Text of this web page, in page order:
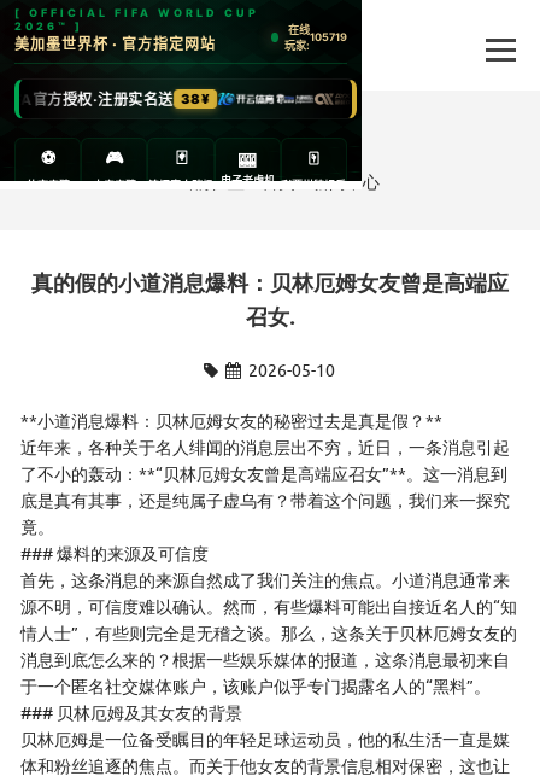
新闻中心
当前位置：首页>新闻中心
真的假的小道消息爆料：贝林厄姆女友曾是高端应
召女.
2026-05-10
**小道消息爆料：贝林厄姆女友的秘密过去是真是假？**
近年来，各种关于名人绯闻的消息层出不穷，近日，一条消息引起
了不小的轰动：**“贝林厄姆女友曾是高端应召女”**。这一消息到
底是真有其事，还是纯属子虚乌有？带着这个问题，我们来一探究
竟。
### 爆料的来源及可信度
首先，这条消息的来源自然成了我们关注的焦点。小道消息通常来
源不明，可信度难以确认。然而，有些爆料可能出自接近名人的“知
情人士”，有些则完全是无稽之谈。那么，这条关于贝林厄姆女友的
消息到底怎么来的？根据一些娱乐媒体的报道，这条消息最初来自
于一个匿名社交媒体账户，该账户似乎专门揭露名人的“黑料”。
### 贝林厄姆及其女友的背景
贝林厄姆是一位备受瞩目的年轻足球运动员，他的私生活一直是媒
体和粉丝追逐的焦点。而关于他女友的背景信息相对保密，这也让